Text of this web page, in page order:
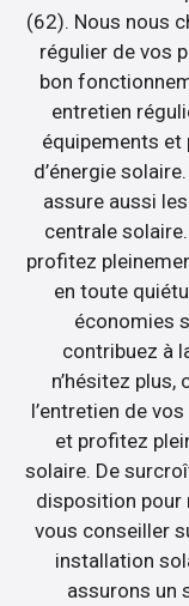
(62). Nous nous
régulier de vos
bon
entretien
équipements
d’énergie
assure aussi
centrale
profitez
en toute
économies
contribuez à
n’hésitez
l’entretien de
et profitez
solaire. De
disposition pour
vous conseiller
installation
assurons un